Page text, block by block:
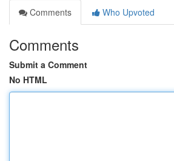
Comments
Who Upvoted
Comments
Submit a Comment
No HTML